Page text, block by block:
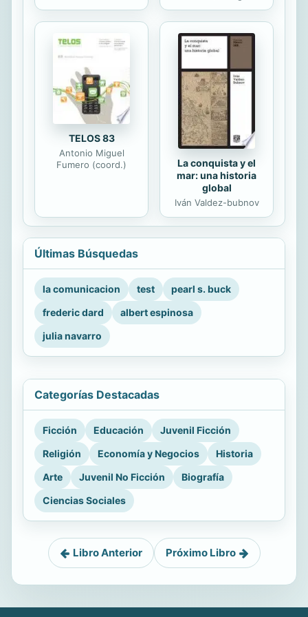
TELOS 83
Antonio Miguel
Fumero (coord.)
La conquista y el
mar: una historia
global
Iván Valdez-bubnov
Últimas Búsquedas
la comunicacion test
pearl s. buck
frederic dard
albert espinosa
julia navarro
Categorías Destacadas
Ficción Educación
Juvenil Ficción
Religión
Economía y Negocios
Historia
Arte
Juvenil No Ficción
Biografía
Ciencias Sociales
Libro Anterior Próximo Libro